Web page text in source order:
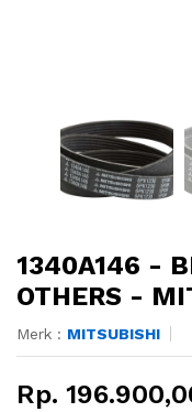
1340A146 -
OTHERS -
Merk : MITSUBISHI
Rp.